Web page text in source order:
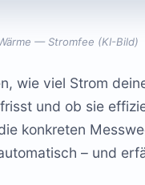
— Stromfee (KI-Bild)
wie viel Strom
und ob sie
konkreten
– und